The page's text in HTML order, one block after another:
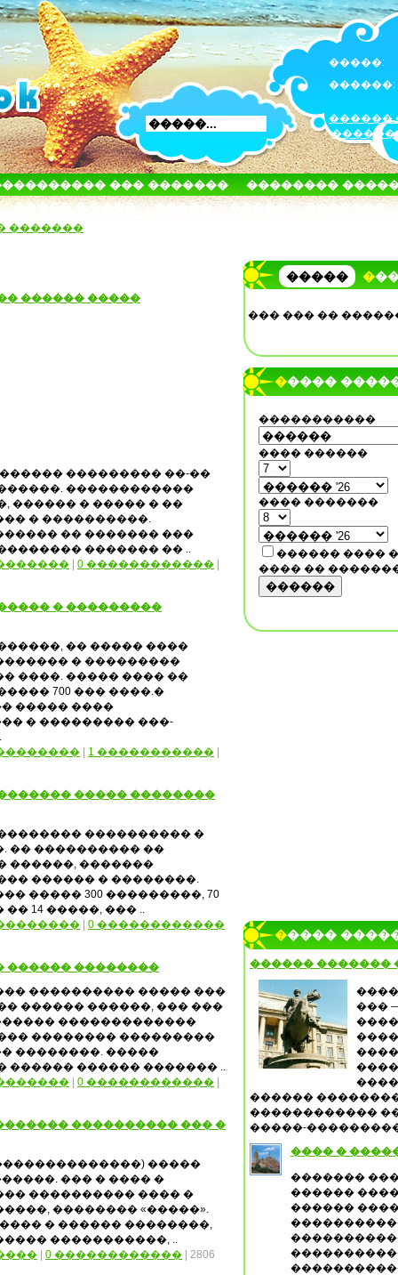
�����:
������:
������
��� �������
��������
����� � ����
����� ����� �������
�������
������ �����
��������� ��-��
������������
������ � ����� � ��
� ����������.
�� ������� ���
������� �� ..
0 ������������
� ���������
�� ����� ����
� ���������
����. ����� ���� ��
700 ��� ����.�
����� ����
� ��������� ���-
1 �����������
����� ��������
���������� �
�� ���������� ��
������, �������
������ � ��������.
����� 300 ���������, 70
14 �����, ��� ..
0 ������������
������ ��������
���������� ����� ���
������ ������, ��� ���
�������������
�������� ���������
��������. �����
������ ������ ������� ..
0 ������������
���������� ��� �
�����
��� � ���� �
���������� ���� �
�������� «�����».
� ������ ��������,
�����������, ..
0 ������������ | 2806
�����
��� ��� ��
�����
�����������
���� ������
���� �������
������ ����
���� ��
������
�����
������ �������
���
������
������������
�����-
���� �
�������
������
������